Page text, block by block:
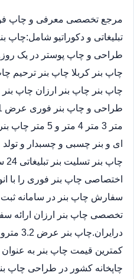
مرجع تخصصی معرفی و چاپ
تبلیغاتی و دکوراتیو شامل:چاپ
طراحی و چاپ پوستر در یک
چاپ بنر کربلا چاپ بنر ترحیم
چاپ بنر چاپ بنر ارزان چاپ
متر 3 متر 4 متر
ای و بنر چسبی و چسبدار و
اختصاصی چاپ بنر فوری را با
سفارش چاپ بنر در سامانه
تخصصی چاپ بنر ارزان ارائه
کمترین قیمت چاپ بنر به عنوان
چاپخانه کشور در طراحی چاپ